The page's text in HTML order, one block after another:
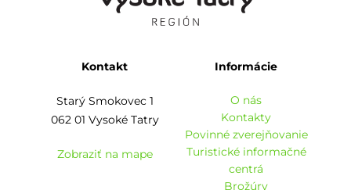
Kontakt
Starý Smokovec 1
062 01 Vysoké Tatry
Zobraziť na mape
Informácie
O nás
Kontakty
Povinné zverejňovanie
Turistické informačné
centrá
Brožúry